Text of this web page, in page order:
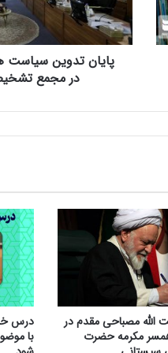
و
ی
ا
ی
ک
ل
ی
ت
ا
ی
ن
ا
پایان تدوین سیاست
در مجمع
الله مصباحی مقدم در
مکرمه حضرت
درس
با